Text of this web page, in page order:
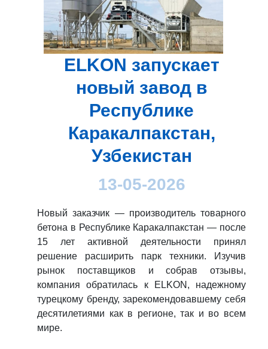
ELKON запускает
новый завод в
Республике
Каракалпакстан,
Узбекистан
13-05-2026
Новый заказчик — производитель товарного
бетона в Республике Каракалпакстан — после
15 лет активной деятельности принял
решение расширить парк техники. Изучив
рынок поставщиков и собрав отзывы,
компания обратилась к ELKON, надежному
турецкому бренду, зарекомендовавшему себя
десятилетиями как в регионе, так и во всем
мире.